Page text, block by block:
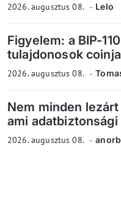
2026. augusztus 08. Lelo
Figyelem: a BIP-
tulajdonosok
2026. augusztus 08.
Nem minden
ami
2026. augusztus 08.